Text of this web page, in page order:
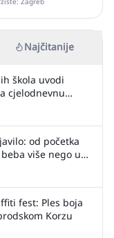
Najčitanije
škola uvodi
cjelodnevnu
od početka
više nego u
fest: Ples boja
Korzu